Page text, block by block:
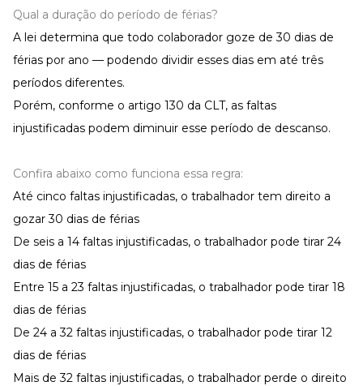
Qual a duração do período de férias?
A lei determina que todo colaborador goze de 30 dias de
férias por ano — podendo dividir esses dias em até três
períodos diferentes.
Porém, conforme o artigo 130 da CLT, as faltas
injustificadas podem diminuir esse período de descanso.
Confira abaixo como funciona essa regra:
Até cinco faltas injustificadas, o trabalhador tem direito a
gozar 30 dias de férias
De seis a 14 faltas injustificadas, o trabalhador pode tirar 24
dias de férias
Entre 15 a 23 faltas injustificadas, o trabalhador pode tirar 18
dias de férias
De 24 a 32 faltas injustificadas, o trabalhador pode tirar 12
dias de férias
Mais de 32 faltas injustificadas, o trabalhador perde o direito